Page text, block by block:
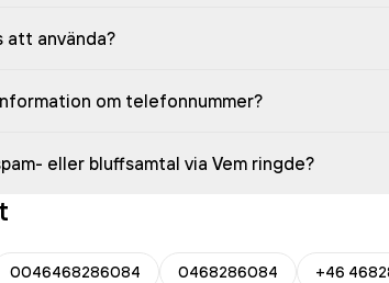
att använda?
om telefonnummer?
eller bluffsamtal via Vem ringde?
0046468286084 0468286084 +46